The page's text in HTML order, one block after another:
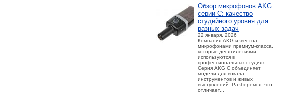
Обзор микрофонов AKG
серии C: качество
студийного уровня для
разных задач
22 января, 2026
Компания AKG известна
микрофонами премиум-класса,
которые десятилетиями
используются в
профессиональных студиях.
Серия AKG C объединяет
модели для вокала,
инструментов и живых
выступлений. Разберёмся, что
отличает...